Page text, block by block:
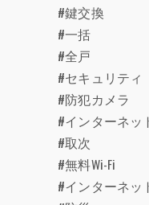
#鍵交換
#一括
#全戸
#セキュリティ
#防犯カメラ
#インターネッ
#取次
#無料Wi-Fi
#インターネッ